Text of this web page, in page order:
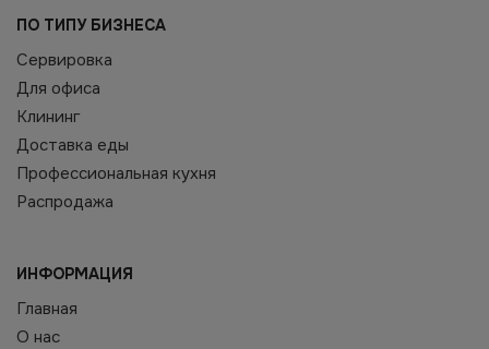
ПО ТИПУ БИЗНЕСА
Сервировка
Для офиса
Клининг
Доставка еды
Профессиональная кухня
Распродажа
ИНФОРМАЦИЯ
Главная
О нас